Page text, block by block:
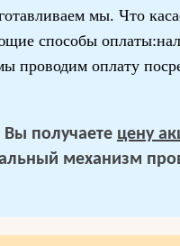
мы. Что
способы
проводим оплату
получаете цену
механизм